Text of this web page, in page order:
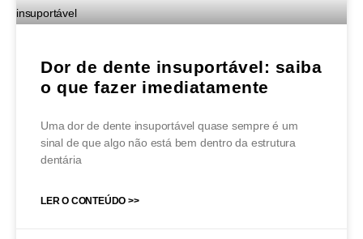
Dor de dente insuportável: saiba
o que fazer imediatamente
Uma dor de dente insuportável quase sempre é um
sinal de que algo não está bem dentro da estrutura
dentária
LER O CONTEÚDO >>